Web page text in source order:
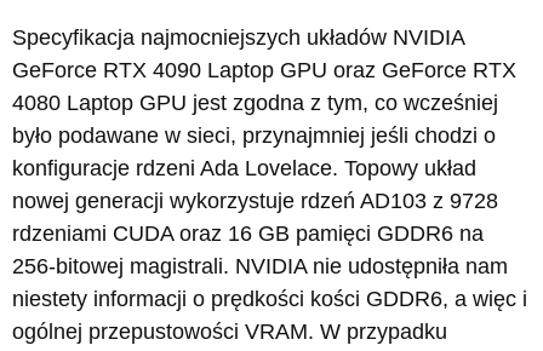
Specyfikacja najmocniejszych układów NVIDIA
GeForce RTX 4090 Laptop GPU oraz GeForce RTX
4080 Laptop GPU jest zgodna z tym, co wcześniej
było podawane w sieci, przynajmniej jeśli chodzi o
konfiguracje rdzeni Ada Lovelace. Topowy układ
nowej generacji wykorzystuje rdzeń AD103 z 9728
rdzeniami CUDA oraz 16 GB pamięci GDDR6 na
256-bitowej magistrali. NVIDIA nie udostępniła nam
niestety informacji o prędkości kości GDDR6, a więc i
ogólnej przepustowości VRAM. W przypadku